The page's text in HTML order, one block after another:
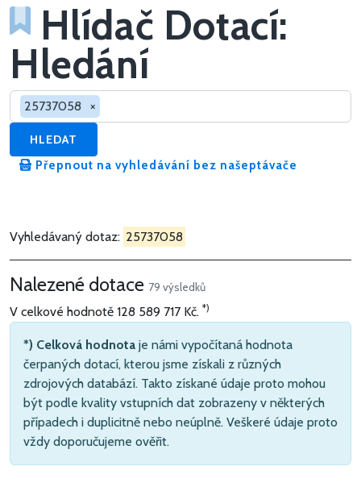
Hlídač Dotací:
Hledání
Hledat v dotacích
25737058 ×
HLEDAT
Přepnout na vyhledávání bez našeptávače
Vyhledávaný dotaz: 25737058
Nalezené dotace 79 výsledků
V celkové hodnotě 128 589 717 Kč. *)
*) Celková hodnota je námi vypočítaná hodnota
čerpaných dotací, kterou jsme získali z různých
zdrojových databází. Takto získané údaje proto mohou
být podle kvality vstupních dat zobrazeny v některých
případech i duplicitně nebo neúplně. Veškeré údaje proto
vždy doporučujeme ověřit.